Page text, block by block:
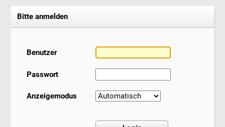
Bitte anmelden
Benutzer
Passwort
Anzeigemodus